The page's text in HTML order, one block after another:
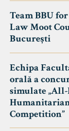
Team BBU
Law Moot
București
Echipa
orală a
simulate
Competition”